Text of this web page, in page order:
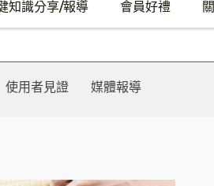
知識分享/報導 會員好禮
使用者見證 媒體報導